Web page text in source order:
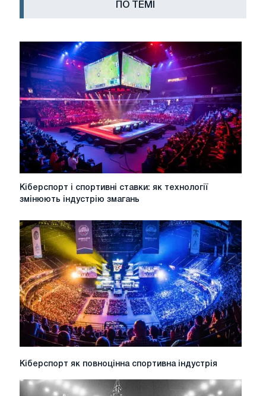
ПО ТЕМІ
Кіберспорт
ставки:
як
технології
змінюють
індустрію
змагань
Кіберспорт і спортивні ставки: як технології
змінюють індустрію змагань
Кіберспорт
повноцінна
Кіберспорт як повноцінна спортивна індустрія